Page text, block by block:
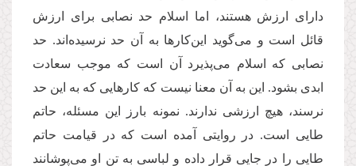
دارای ارزش هستند، اما اسلام حد نصابی برای ارزش
قائل است و می‌گوید این‌کارها به آن حد نرسیده‌اند. حد
نصابی که اسلام می‌پذیرد آن است که موجب سعادت
ابدی بشود. این به آن معنا نیست که کارهایی که به این حد
نرسند، هیچ ارزشی ندارند. نمونه بارز این مسئله، حاتم
طایی است. در روایتی آمده است که در قیامت حاتم
طایی را در جایی قرار داده و لباسی به تن او می‌پوشانند